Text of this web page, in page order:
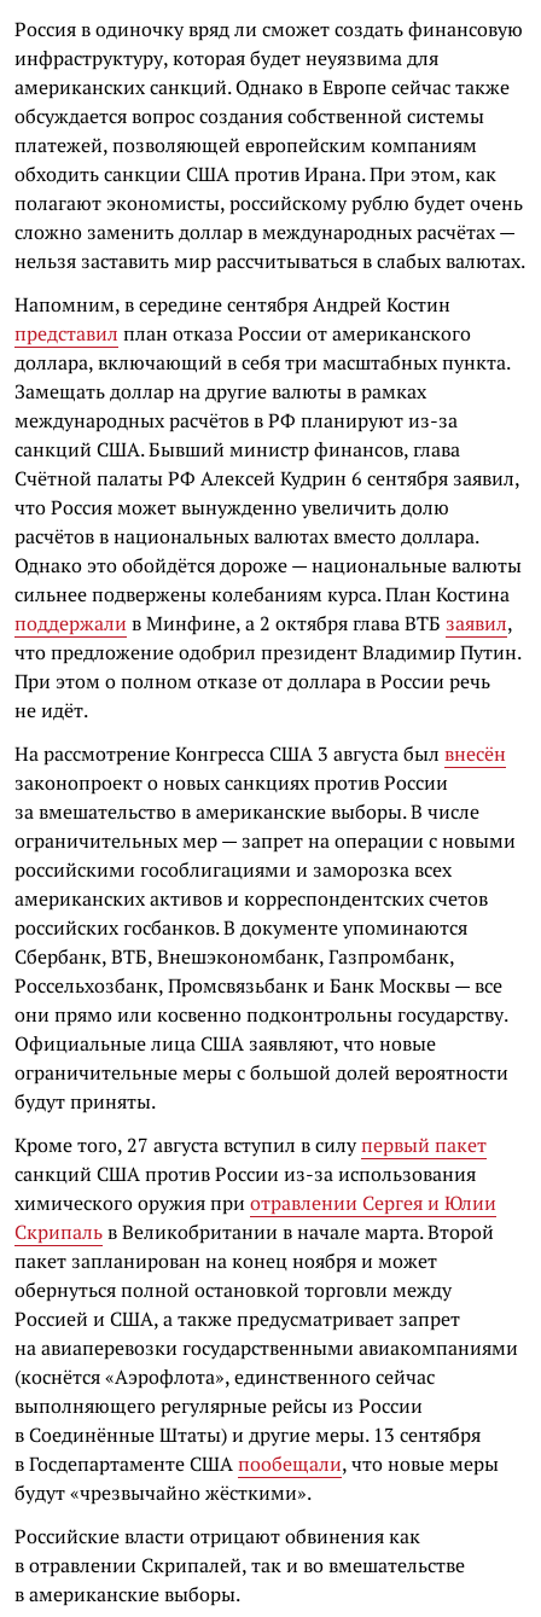
Россия в одиночку вряд ли сможет создать финансовую
инфраструктуру, которая будет неуязвима для
американских санкций. Однако в Европе сейчас также
обсуждается вопрос создания собственной системы
платежей, позволяющей европейским компаниям
обходить санкции США против Ирана. При этом, как
полагают экономисты, российскому рублю будет очень
сложно заменить доллар в международных расчётах —
нельзя заставить мир рассчитываться в слабых валютах.
Напомним, в середине сентября Андрей Костин
представил план отказа России от американского
доллара, включающий в себя три масштабных пункта.
Замещать доллар на другие валюты в рамках
международных расчётов в РФ планируют из-за
санкций США. Бывший министр финансов, глава
Счётной палаты РФ Алексей Кудрин 6 сентября заявил,
что Россия может вынужденно увеличить долю
расчётов в национальных валютах вместо доллара.
Однако это обойдётся дороже — национальные валюты
сильнее подвержены колебаниям курса. План Костина
поддержали в Минфине, а 2 октября глава ВТБ заявил,
что предложение одобрил президент Владимир Путин.
При этом о полном отказе от доллара в России речь
не идёт.
На рассмотрение Конгресса США 3 августа был внесён
законопроект о новых санкциях против России
за вмешательство в американские выборы. В числе
ограничительных мер — запрет на операции с новыми
российскими гособлигациями и заморозка всех
американских активов и корреспондентских счетов
российских госбанков.В документеупоминаются
Сбербанк, ВТБ, Внешэкономбанк, Газпромбанк,
Россельхозбанк, Промсвязьбанк и Банк Москвы — все
они прямо или косвенно подконтрольны государству.
Официальные лица США заявляют, чтоновые
ограничительные меры с большой долей вероятности
будут приняты.
Кроме того, 27 августа вступил в силупервый пакет
санкций США против России из-за использования
химического оружия при отравлении Сергея и Юлии
Скрипальв Великобритании в начале марта. Второй
пакет запланирован на конец ноября и может
обернуться полной остановкой торговли между
Россией и США, а также предусматривает запрет
на авиаперевозки государственными авиакомпаниями
(коснётся «Аэрофлота», единственного сейчас
выполняющего регулярные рейсы из России
в Соединённые Штаты) и другие меры. 13 сентября
в Госдепартаменте СШАпообещали, что новые меры
будут «чрезвычайно жёсткими».
Российские власти отрицают обвинения как
в отравлении Скрипалей, так и во вмешательстве
в американские выборы.